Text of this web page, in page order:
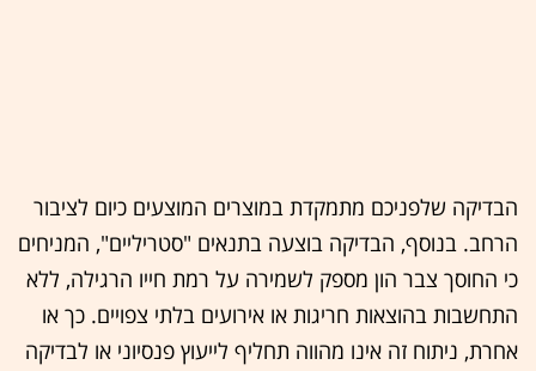
הבדיקה שלפניכם מתמקדת במוצרים המוצעים כיום לציבור
הרחב. בנוסף, הבדיקה בוצעה בתנאים "סטריליים", המניחים
כי החוסך צבר הון מספק לשמירה על רמת חייו הרגילה, ללא
התחשבות בהוצאות חריגות או אירועים בלתי צפויים. כך או
אחרת, ניתוח זה אינו מהווה תחליף לייעוץ פנסיוני או לבדיקה